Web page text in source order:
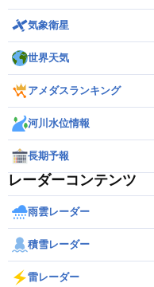
気象衛星
世界天気
アメダスランキング
河川水位情報
長期予報
レーダーコンテンツ
雨雲レーダー
積雪レーダー
雷レーダー